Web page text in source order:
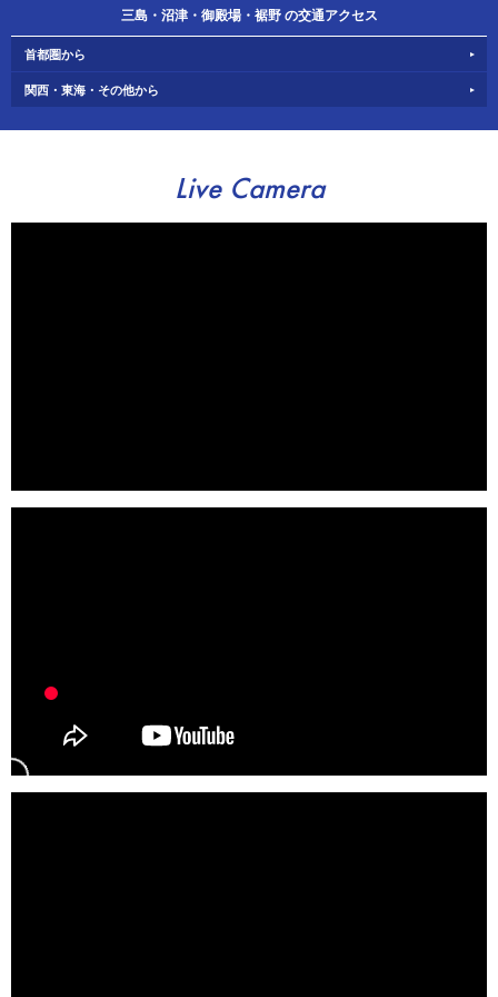
三島・沼津・御殿場・裾野 の交通アクセス
首都圏から
関西・東海・その他から
Live Camera